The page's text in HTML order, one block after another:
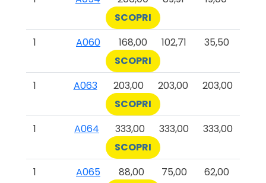
SCOPRI
1
A060 168,00 102,71
35,50
SCOPRI
1
A063 203,00 203,00
203,00
SCOPRI
1
A064 333,00 333,00
333,00
SCOPRI
1
A065 88,00 75,00
62,00